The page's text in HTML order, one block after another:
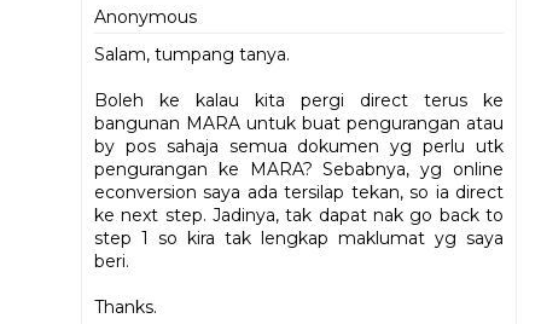
Anonymous
Salam, tumpang tanya.
Boleh ke kalau kita pergi direct terus ke
bangunan MARA untuk buat pengurangan atau
by pos sahaja semua dokumen yg perlu utk
pengurangan ke MARA? Sebabnya, yg online
econversion saya ada tersilap tekan, so ia direct
ke next step. Jadinya, tak dapat nak go back to
step 1 so kira tak lengkap maklumat yg saya
beri.
Thanks.